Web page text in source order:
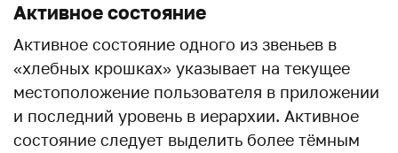
Активное состояние
Активное состояние одного из звеньев в
«хлебных крошках» указывает на текущее
местоположение пользователя в приложении
и последний уровень в иерархии. Активное
состояние следует выделить более тёмным